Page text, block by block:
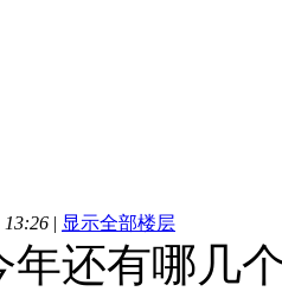
13:26 | 显示全部楼层
年还有哪几